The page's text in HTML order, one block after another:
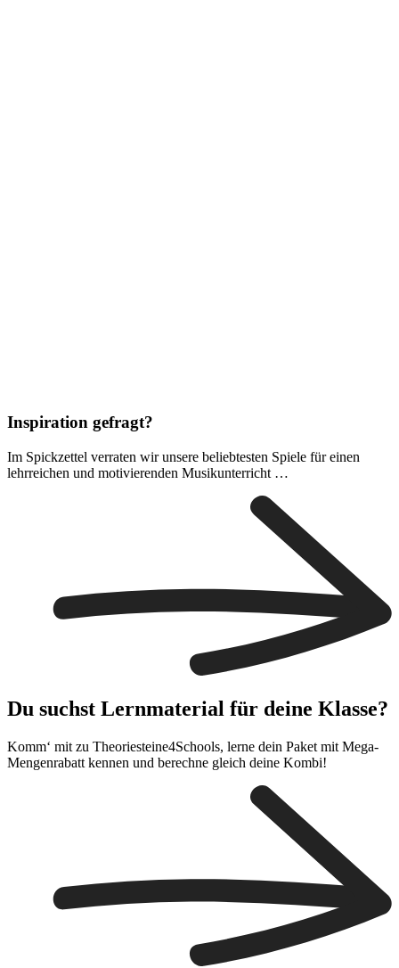
Inspiration gefragt?
Im Spickzettel verraten wir unsere beliebtesten Spiele für einen
lehrreichen und motivierenden Musikunterricht …
Du suchst Lernmaterial für deine Klasse?
Komm‘ mit zu Theoriesteine4Schools, lerne dein Paket mit Mega-
Mengenrabatt kennen und berechne gleich deine Kombi!